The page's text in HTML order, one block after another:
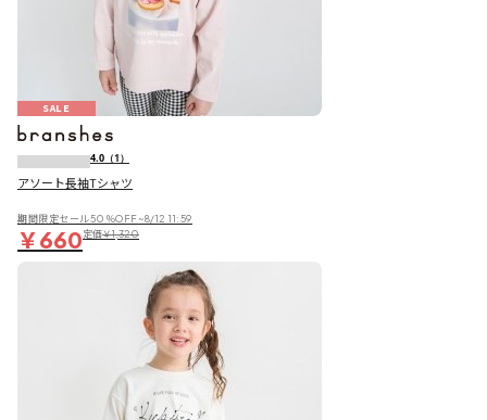
SALE
4.0 （1）
アソート長袖Tシャツ
期間限定セール50％OFF~8/12 11:59
￥660定価￥1,320